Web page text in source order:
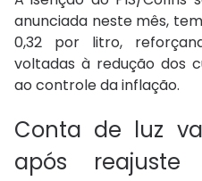
anunciada neste mês,
0,32 por litro,
voltadas à redução dos
ao controle da inflação.
Conta de luz
após reajuste